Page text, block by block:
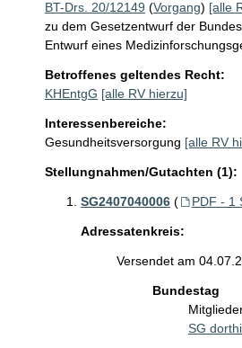
BT-Drs. 20/12149 (Vorgang) [alle
zu dem Gesetzentwurf der
Entwurf eines
Betroffenes geltendes Recht:
KHEntgG [alle RV hierzu]
Interessenbereiche:
Gesundheitsversorgung [alle RV
Stellungnahmen/Gutachten (1):
SG2407040006 ( PDF - 1
Adressatenkreis:
Versendet am
Bundestag
SG